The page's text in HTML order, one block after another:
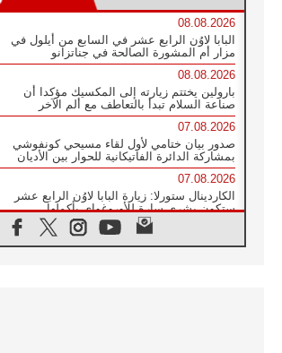
08.08.2026
البابا لاوُن الرابع عشر في السابع من أيلول في
مزار أم المشورة الصالحة في جناتزانو
08.08.2026
بارولين يختتم زيارته إلى المكسيك مؤكدا أن
صناعة السلام تبدأ بالتعاطف مع ألم الآخر
07.08.2026
صدور بيان ختامي لأول لقاء مسيحي كونفوشي
بمشاركة الدائرة الفاتيكانية للحوار بين الأديان
07.08.2026
الكاردينال ستورلا: زيارة البابا لاوُن الرابع عشر
ستكون بشرى سارة للأوروغواي بأكملها
الفاتيكان يعلن برنامج الزيارة الرسولية للبابا لاوُن